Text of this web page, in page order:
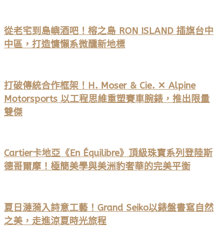
從老宅到島嶼酒吧！榕之島 RON ISLAND 插旗台中
中區，打造慵懶系微醺新地標
打破傳統合作框架！H. Moser & Cie. ✕ Alpine
Motorsports 以工程思維重塑賽車腕錶，推出限量
雙傑
Cartier卡地亞《En Équilibre》頂級珠寶系列登陸斯
德哥爾摩！極簡美學與美洲豹奢華的完美平衡
夏日漣漪入詩意工藝！Grand Seiko以錶盤書寫自然
之美，走進涼夏時光旅程